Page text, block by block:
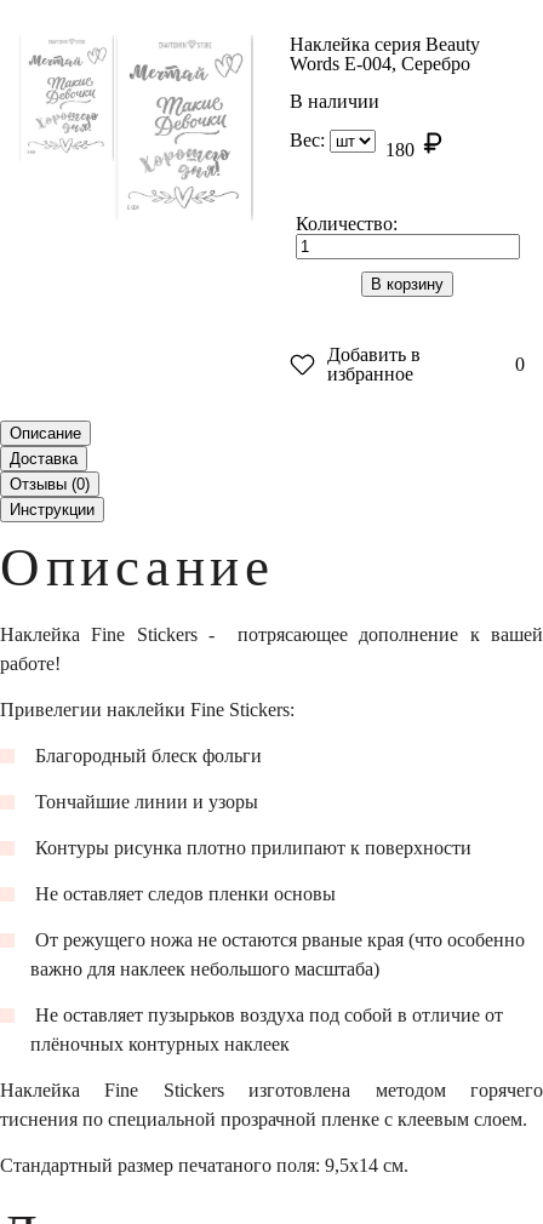
Наклейка серия Beauty
Words Е-004, Серебро
В наличии
Вес:
180
Количество:
В корзину
Добавить в
избранное
0
Описание
Доставка
Отзывы (0)
Инструкции
Описание
Наклейка Fine Stickers - потрясающее дополнение к вашей
работе!
Привелегии наклейки Fine Stickers:
Благородный блеск фольги
Тончайшие линии и узоры
Контуры рисунка плотно прилипают к поверхности
Не оставляет следов пленки основы
От режущего ножа не остаются рваные края (что особенно
важно для наклеек небольшого масштаба)
Не оставляет пузырьков воздуха под собой в отличие от
плёночных контурных наклеек
Наклейка Fine Stickers изготовлена методом горячего
тиснения по специальной прозрачной пленке с клеевым слоем.
Стандартный размер печатаного поля: 9,5х14 см.